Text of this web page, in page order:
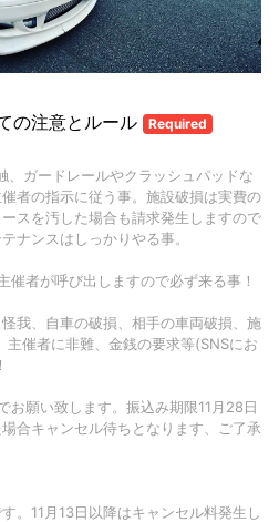
の注意とルール Required
、ガードレールやクラッシュパッドな
者の指示に従う事。施設破損は実費の
スを汚した場合も請求発生しますので
ナンスはしっかりやる事。
催者が呼び出しますので必ず来る事！
我、自車の破損、相手の車両破損、施
催者に非難、金銭の要求等(SNSにお
お願い致します。振込み期限11月28日
合キャンセル待ちとなります、ご了承
。11月13日以降はキャンセル料発生し